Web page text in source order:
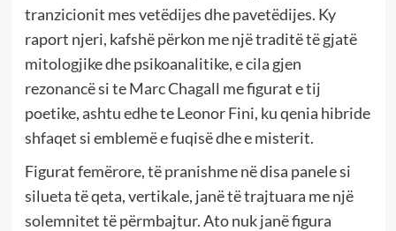
tranzicionit mes vetëdijes dhe pavetëdijes. Ky
raport njeri, kafshë përkon me një traditë të gjatë
mitologjike dhe psikoanalitike, e cila gjen
rezonancë si te Marc Chagall me figurat e tij
poetike, ashtu edhe te Leonor Fini, ku qenia hibride
shfaqet si emblemë e fuqisë dhe e misterit.
Figurat femërore, të pranishme në disa panele si
silueta të qeta, vertikale, janë të trajtuara me një
solemnitet të përmbajtur. Ato nuk janë figura